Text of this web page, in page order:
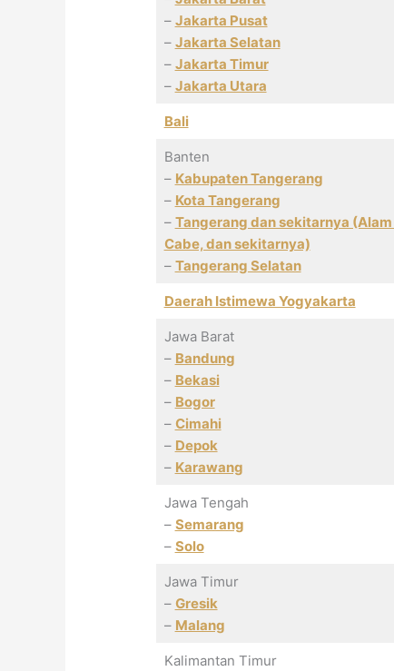
– Jakarta Pusat
– Jakarta Selatan
– Jakarta Timur
– Jakarta Utara
Bali
Banten
– Kabupaten Tangerang
– Kota Tangerang
– Tangerang dan sekitarnya
Cabe, dan sekitarnya)
– Tangerang Selatan
Daerah Istimewa Yogyakarta
Jawa Barat
– Bandung
– Bekasi
– Bogor
– Cimahi
– Depok
– Karawang
Jawa Tengah
– Semarang
– Solo
Jawa Timur
– Gresik
– Malang
Kalimantan Timur